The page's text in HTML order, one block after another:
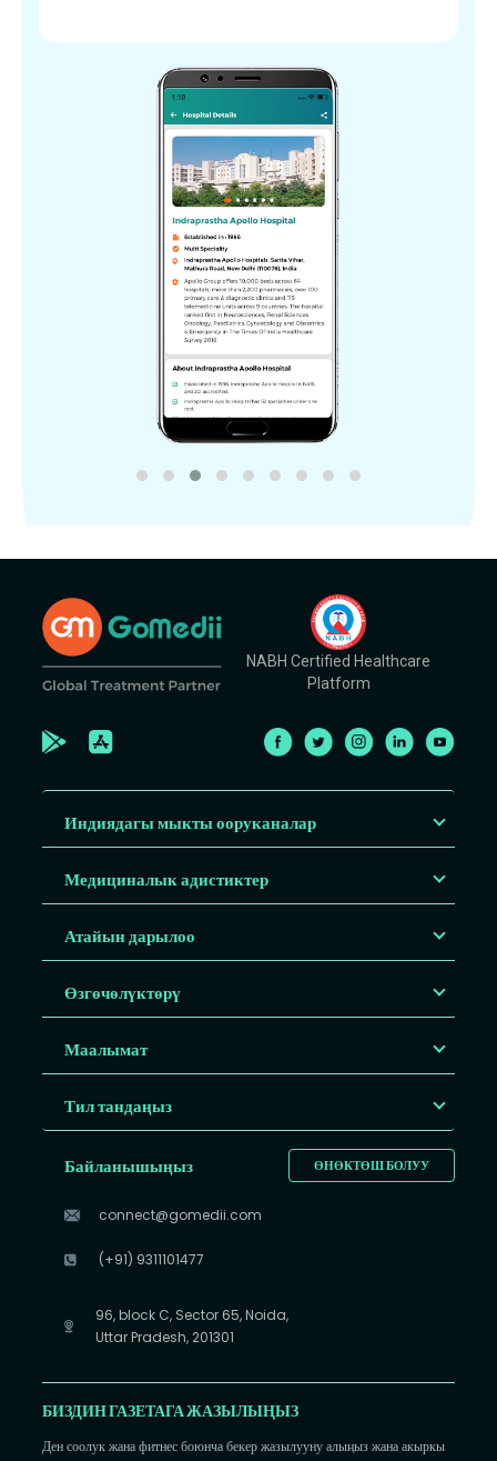
NABH Certified Healthcare
Platform
Индиядагы мыкты ооруканалар
Медициналык адистиктер
Атайын дарылоо
Өзгөчөлүктөрү
Маалымат
Тил тандаңыз
ӨНӨКТӨШ БОЛУУ
Байланышыңыз
connect@gomedii.com
(+91) 9311101477
96, block C, Sector 65, Noida,
Uttar Pradesh, 201301
БИЗДИН ГАЗЕТАГА ЖАЗЫЛЫҢЫЗ
Ден соолук жана фитнес боюнча бекер жазылууну алыңыз жана акыркы